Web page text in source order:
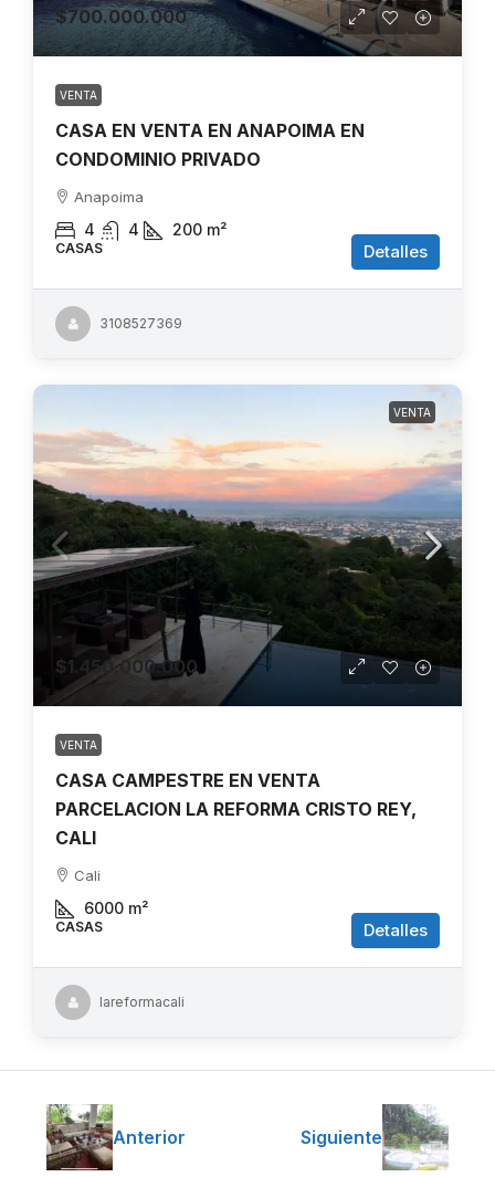
$700.000.000
VENTA
CASA EN VENTA EN ANAPOIMA EN
CONDOMINIO PRIVADO
Anapoima
4 4 200 m²
CASAS Detalles
3108527369
VENTA
$1.450.000.000
VENTA
CASA CAMPESTRE EN VENTA
PARCELACION LA REFORMA CRISTO REY,
CALI
Cali
6000 m²
CASAS Detalles
lareformacali
Anterior Siguiente